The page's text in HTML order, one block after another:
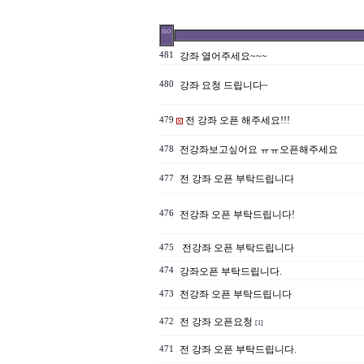
no
481 강좌 열어주세요~~~
480 강좌 요청 드립니다~
479 전 강좌 오픈 해주세요!!!
478 전강좌보고싶어요 ㅠㅠ오픈해주세요
477 전 강좌 오픈 부탁드립니다
476 전강좌 오픈 부탁드립니다!
475 전강좌 오픈 부탁드립니다
474 강좌오픈 부탁드립니다.
473 전강좌 오픈 부탁드립니다
472 전 강좌 오픈요청 [1]
471 전 강좌 오픈 부탁드립니다.